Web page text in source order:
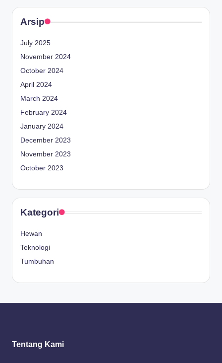
Arsip
July 2025
November 2024
October 2024
April 2024
March 2024
February 2024
January 2024
December 2023
November 2023
October 2023
Kategori
Hewan
Teknologi
Tumbuhan
Tentang Kami